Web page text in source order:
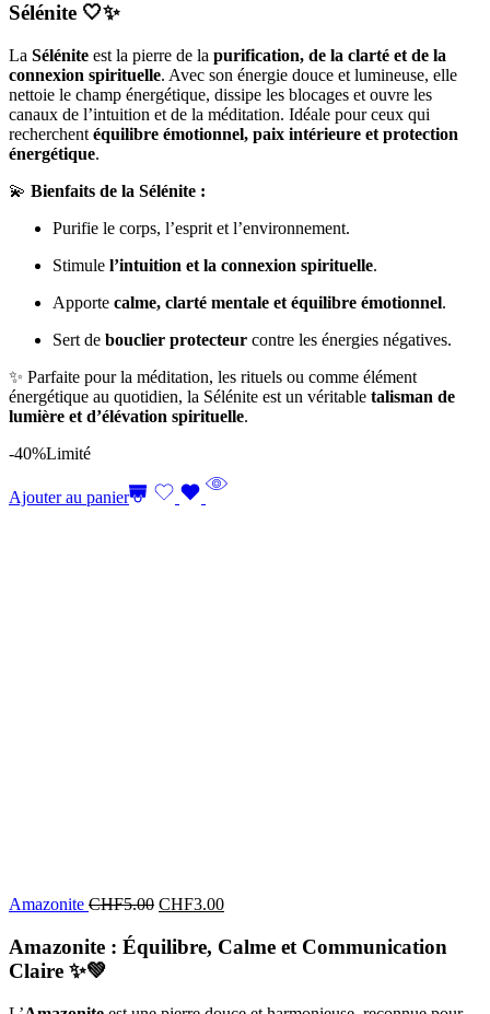
Sélénite 🤍✨
La Sélénite est la pierre de la purification, de la clarté et de la
connexion spirituelle. Avec son énergie douce et lumineuse, elle
nettoie le champ énergétique, dissipe les blocages et ouvre les
canaux de l’intuition et de la méditation. Idéale pour ceux qui
recherchent équilibre émotionnel, paix intérieure et protection
énergétique.
💫 Bienfaits de la Sélénite :
Purifie le corps, l’esprit et l’environnement.
Stimule l’intuition et la connexion spirituelle.
Apporte calme, clarté mentale et équilibre émotionnel.
Sert de bouclier protecteur contre les énergies négatives.
✨ Parfaite pour la méditation, les rituels ou comme élément
énergétique au quotidien, la Sélénite est un véritable talisman de
lumière et d’élévation spirituelle.
-40%Limité
Ajouter au panier
Amazonite CHF5.00 CHF3.00
Amazonite : Équilibre, Calme et Communication
Claire ✨💚